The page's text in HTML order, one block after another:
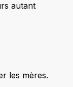
autant
les mères.